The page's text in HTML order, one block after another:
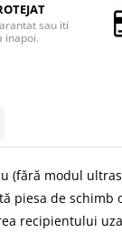
sau iti
inapoi.
(fără modul
piesa de schimb
recipientului